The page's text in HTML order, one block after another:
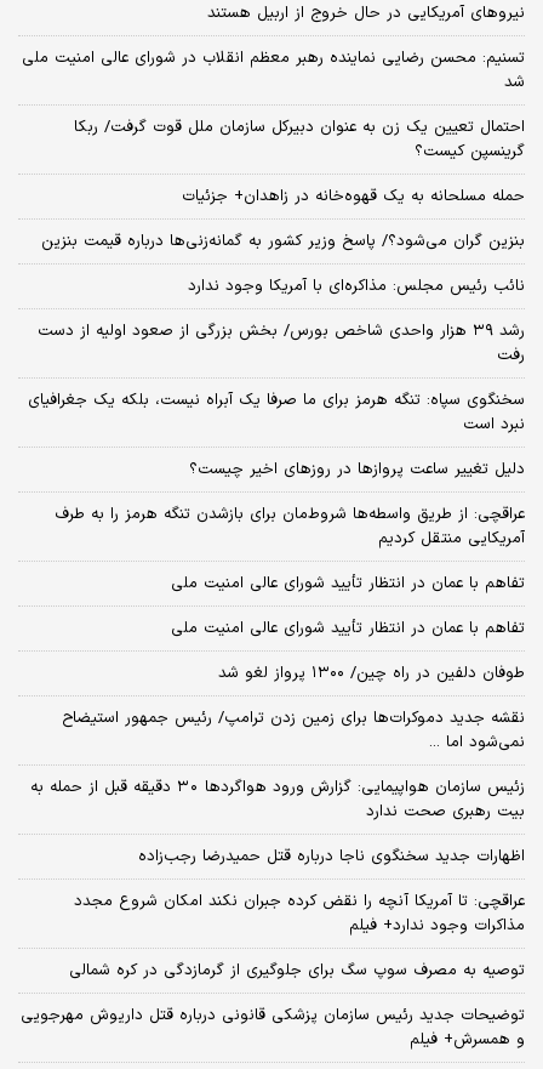
نیروهای آمریکایی در حال خروج از اربیل هستند
تسنیم: محسن رضایی نماینده رهبر معظم انقلاب در شورای عالی امنیت ملی
شد
احتمال تعیین یک زن به عنوان دبیرکل سازمان ملل قوت گرفت/ ربکا
گرینسپن کیست؟
حمله مسلحانه به یک قهوه‌خانه در زاهدان+ جزئیات
بنزین گران می‌شود؟/ پاسخ وزیر کشور به گمانه‌زنی‌ها درباره قیمت بنزین
نائب رئیس مجلس: مذاکره‌ای با آمریکا وجود ندارد
رشد ۳۹ هزار واحدی شاخص بورس/ بخش بزرگی از صعود اولیه از دست
رفت
سخنگوی سپاه: تنگه هرمز برای ما صرفا یک آبراه نیست، بلکه یک جغرافیای
نبرد است
دلیل تغییر ساعت پروازها در روزهای اخیر چیست؟
عراقچی: از طریق واسطه‌ها شروط‌مان برای بازشدن تنگه هرمز را به طرف
آمریکایی منتقل کردیم
تفاهم با عمان در انتظار تأیید شورای عالی امنیت ملی
تفاهم با عمان در انتظار تأیید شورای عالی امنیت ملی
طوفان دلفین در راه چین/ ۱۳۰۰ پرواز لغو شد
نقشه جدید دموکرات‌ها برای زمین زدن ترامپ/ رئیس جمهور استیضاح
نمی‌شود اما ...
زئیس سازمان هواپیمایی: گزارش ورود هواگردها ٣٠ دقیقه قبل از حمله به
بیت رهبری صحت ندارد
اظهارات جدید سخنگوی ناجا درباره قتل حمیدرضا رجب‌زاده
عراقچی: تا آمریکا آنچه را نقض کرده جبران نکند امکان شروع مجدد
مذاکرات وجود ندارد+ فیلم
توصیه به مصرف سوپ سگ برای جلوگیری از گرمازدگی در کره شمالی
توضیحات جدید رئیس سازمان پزشکی قانونی درباره قتل داریوش مهرجویی
و همسرش+ فیلم